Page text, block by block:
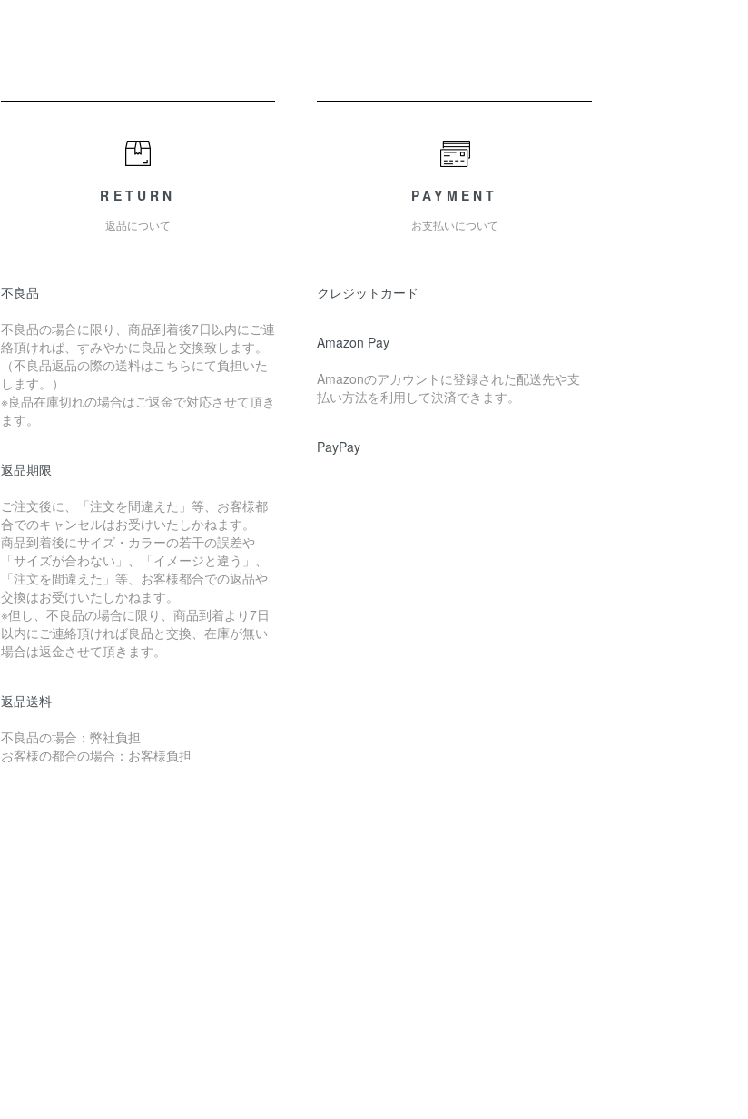
RETURN
返品について
不良品
不良品の場合に限り、商品到着後7日以内にご連
絡頂ければ、すみやかに良品と交換致します。
（不良品返品の際の送料はこちらにて負担いた
します。）
※良品在庫切れの場合はご返金で対応させて頂き
ます。
返品期限
ご注文後に、「注文を間違えた」等、お客様都
合でのキャンセルはお受けいたしかねます。
商品到着後にサイズ・カラーの若干の誤差や
「サイズが合わない」、「イメージと違う」、
「注文を間違えた」等、お客様都合での返品や
交換はお受けいたしかねます。
※但し、不良品の場合に限り、商品到着より7日
以内にご連絡頂ければ良品と交換、在庫が無い
場合は返金させて頂きます。
返品送料
不良品の場合：弊社負担
お客様の都合の場合：お客様負担
PAYMENT
お支払いについて
クレジットカード
Amazon Pay
Amazonのアカウントに登録された配送先や支
払い方法を利用して決済できます。
PayPay